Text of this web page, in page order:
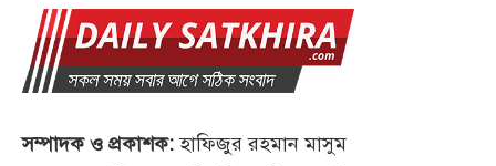
সম্পাদক ও প্রকাশক:হাফিজুর রহমান মাসুম